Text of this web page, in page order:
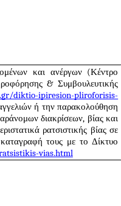
την πανδημία,
διακρίσεων,
σεβασμός της
θέλουμε,
και ανέργων (Κέντρο
& Συμβουλευτικής
diktio-ipiresion-pliroforisis-
ή την παρακολούθηση
διακρίσεων, βίας και
ρατσιστικής βίας σε
καταγραφή τους με το Δίκτυο
vias.html